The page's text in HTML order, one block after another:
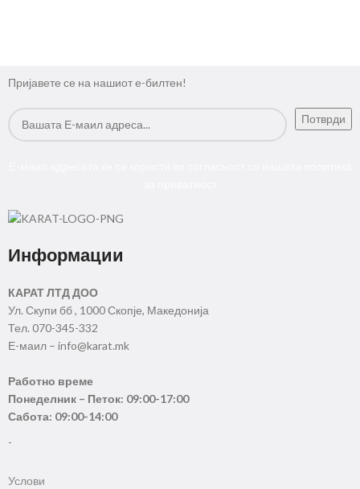
Пријавете се на нашиот е-билтен!
Информации
КАРАТ ЛТД ДОО
Ул. Скупи бб , 1000 Скопје, Македонија
Тел. 070-345-332
Е-маил – info@karat.mk
Работно време
Понеделник – Петок: 09:00-17:00
Сабота: 09:00-14:00
-
Услови